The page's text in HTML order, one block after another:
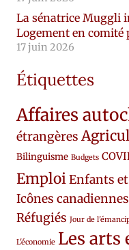
La sénatrice Muggli
Logement en comité
17 juin 2026
Étiquettes
Affaires
étrangères
Bilinguisme Budgets
EmploiEnfants
Icônes
Réfugiés Jour de
L'économie Les arts